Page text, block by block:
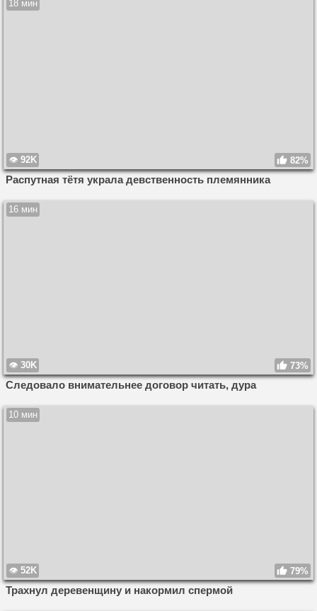
18 мин
92K 82%
Распутная тётя украла девственность племянника
16 мин
30K 73%
Следовало внимательнее договор читать, дура
10 мин
52K 79%
Трахнул деревенщину и накормил спермой